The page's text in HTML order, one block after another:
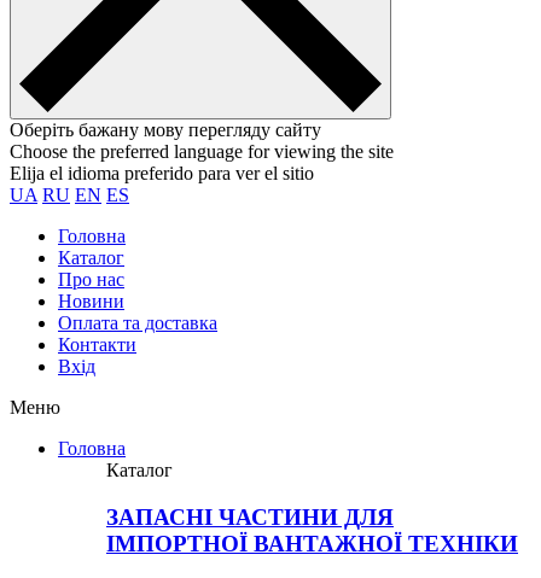
Оберіть бажану мову перегляду сайту
Choose the preferred language for viewing the site
Elija el idioma preferido para ver el sitio
UA RU EN ES
Головна
Каталог
Про нас
Новини
Оплата та доставка
Контакти
Вхiд
Меню
Головна
Каталог
ЗАПАСНІ ЧАСТИНИ ДЛЯ
ІМПОРТНОЇ ВАНТАЖНОЇ ТЕХНІКИ